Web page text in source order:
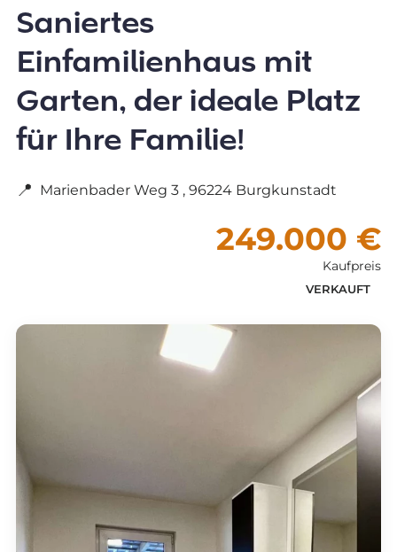
Saniertes
Einfamilienhaus mit
Garten, der ideale Platz
für Ihre Familie!
📍 Marienbader Weg 3 , 96224 Burgkunstadt
249.000 €
Kaufpreis
VERKAUFT